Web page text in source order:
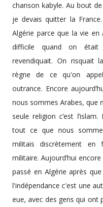
chanson kabyle. Au bout
je devais quitter la
Algérie parce que la vie
difficile quand on était
revendiquait. On risquait
règne de ce qu'on
outrance. Encore
nous sommes Arabes, que
seule religion c’est
tout ce que nous
militais discrètement
militaire. Aujourd’hui
passé en Algérie après
l'indépendance c'est une
eue, avec des gens qui ont